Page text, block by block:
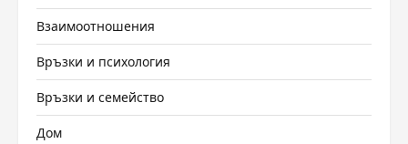
Взаимоотношения
Връзки и психология
Връзки и семейство
Дом